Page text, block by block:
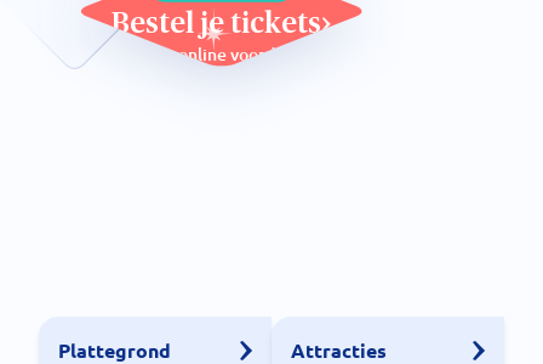
Bestel je tickets
met online voordeel
Plattegrond Attracties